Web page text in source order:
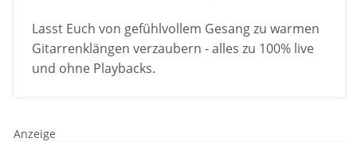
Lasst Euch von gefühlvollem Gesang zu warmen
Gitarrenklängen verzaubern - alles zu 100% live
und ohne Playbacks.
Anzeige